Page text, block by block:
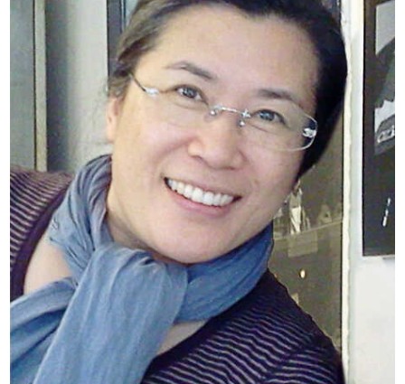
Ausschreibungen
Mitglied werden
Künstler:innen
Über uns
Spenden
Partners
Help
Kontakt